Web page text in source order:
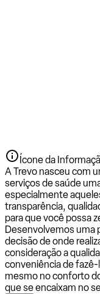
Ícone da
A Trevo nasceu com
serviços de saúde
especialmente
transparência,
para que você possa
Desenvolvemos uma
decisão de onde
consideração a
conveniência de
mesmo no conforto
que se encaixam no